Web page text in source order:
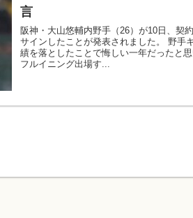
言
阪神・大山悠輔内野手（26）が10日、契
サインしたことが発表されました。 野手
績を落としたことで悔しい一年だったと
フルイニング出場す...